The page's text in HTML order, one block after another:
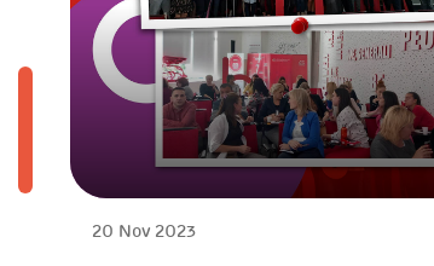
20 Nov 2023